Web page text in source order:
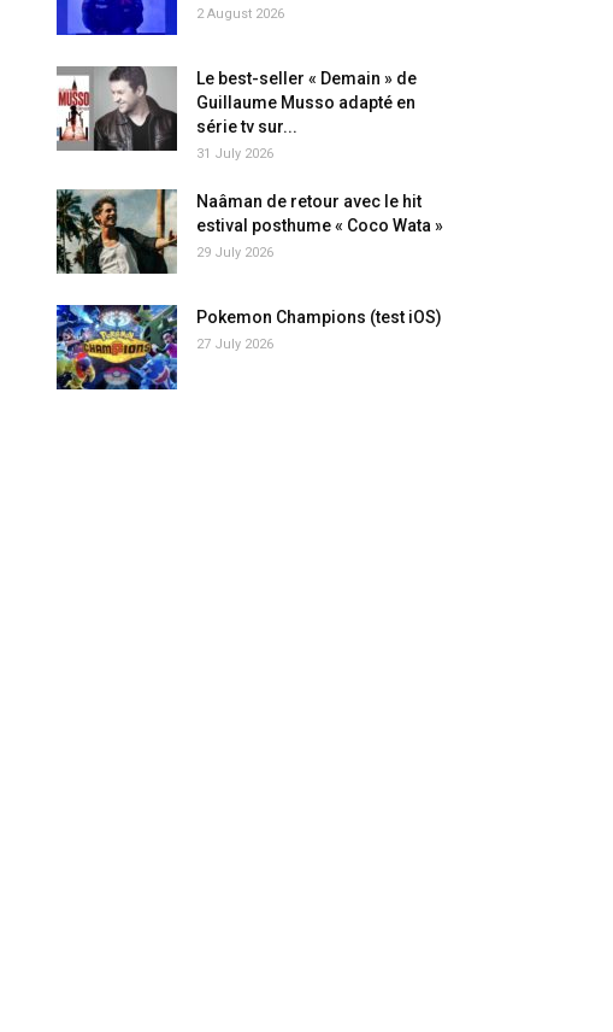
2 August 2026
Le best-seller « Demain » de
Guillaume Musso adapté en
série tv sur...
31 July 2026
Naâman de retour avec le hit
estival posthume « Coco Wata »
29 July 2026
Pokemon Champions (test iOS)
27 July 2026